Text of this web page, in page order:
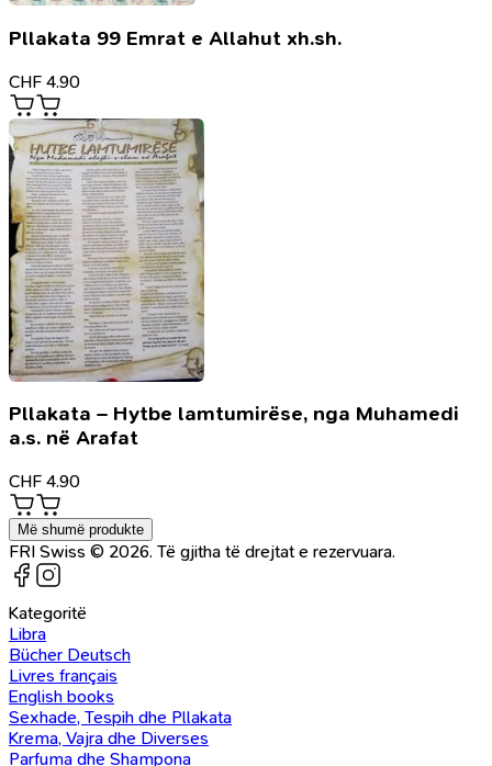
Pllakata 99 Emrat e Allahut xh.sh.
CHF 4.90
Pllakata – Hytbe lamtumirëse, nga Muhamedi
a.s. në Arafat
CHF 4.90
Më shumë produkte
FRI Swiss © 2026. Të gjitha të drejtat e rezervuara.
Kategoritë
Libra
Bücher Deutsch
Livres français
English books
Sexhade, Tespih dhe Pllakata
Krema, Vajra dhe Diverses
Parfuma dhe Shampona